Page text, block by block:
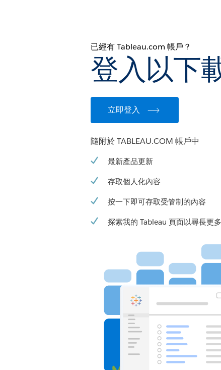
已經有 Tableau.com 帳戶？
登入以下
立即登入
隨附於 TABLEAU.COM 帳戶中
最新產品更新
存取個人化內容
按一下即可存取受管制的內容
探索我的 Tableau 頁面以尋長更